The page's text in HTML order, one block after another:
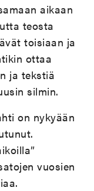
aikaan
teosta
toisiaan ja
ottaa
ja tekstiä
silmin.
on nykyään
vuosien